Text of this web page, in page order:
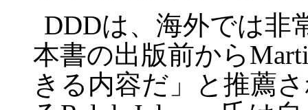
DDDは、海外では非
本書の出版前から
きる内容だ」と推薦